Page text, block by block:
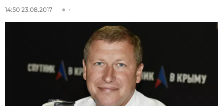
14:50 23.08.2017